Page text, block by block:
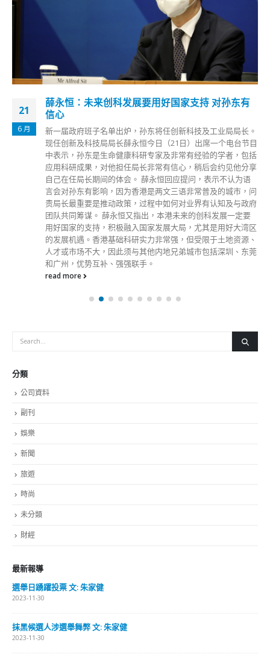
21
6 月
薛永恒：未来创科发展要用好国家支持 对孙东有
信心
新一届政府班子名单出炉，孙东将任创新科技及工业局局长。
现任创新及科技局局长薛永恒今日（21日）出席一个电台节目
中表示，孙东是生命健康科研专家及非常有经验的学者，包括
应用科研成果，对他担任局长非常有信心，稍后会约见他分享
自己在任局长期间的体会。 薛永恒回应提问，表示不认为语
言会对孙东有影响，因为香港是两文三语非常普及的城市，问
责局长最重要是推动政策，过程中如何对业界有认知及与政府
团队共同筹谋。 薛永恒又指出，本港未来的创科发展一定要
用好国家的支持，积极融入国家发展大局，尤其是用好大湾区
的发展机遇。香港基础科研实力非常强，但受限于土地资源、
人才或市场不大，因此须与其他内地兄弟城市包括深圳、东莞
和广州，优势互补、强强联手。
read more
分類
公司資料
副刊
娛樂
新聞
旅遊
時尚
未分類
財經
最新報導
選舉日踴躍投票 文: 朱家健
2023-11-30
抹黑候選人涉選舉舞弊 文: 朱家健
2023-11-30